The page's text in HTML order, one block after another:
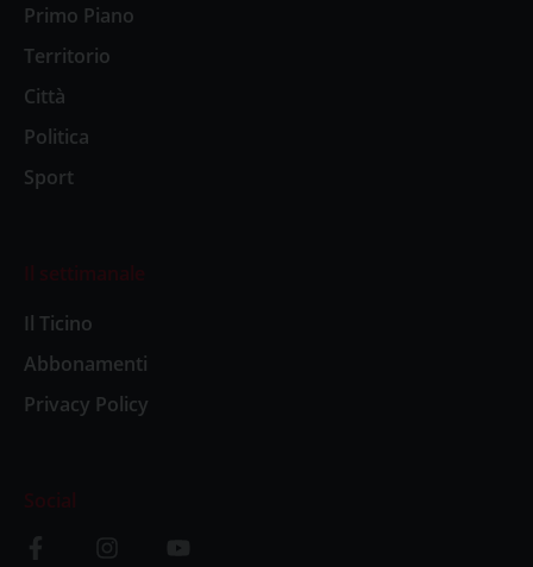
Primo Piano
Territorio
Città
Politica
Sport
Il settimanale
Il Ticino
Abbonamenti
Privacy Policy
Social